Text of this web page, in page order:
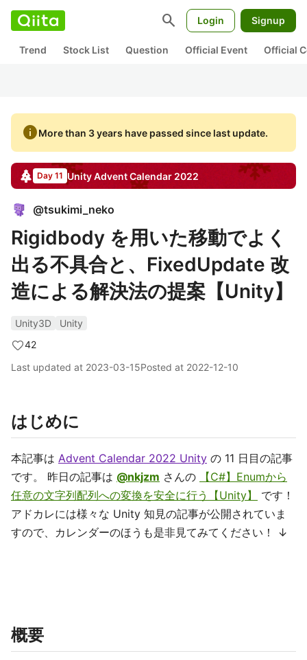
search Login Signup
Trend Stock List Question Official Event Official
infoMore than 3 years have passed since last update.
Day 11 UnityAdvent Calendar 2022
@tsukimi_neko
Rigidbody を用いた移動でよく
出る不具合と、FixedUpdate 改
造による解決法の提案【Unity】
Unity3D
Unity
42
Last updated at 2023-03-15Posted at 2022-12-10
はじめに
本記事は Advent Calendar 2022 Unity の 11 日目の記事
です。 昨日の記事は @nkjzm さんの
【C#】Enumから
任意の文字列配列への変換を安全に行う【Unity】
です！
アドカレには様々な Unity 知見の記事が公開されていま
すので、カレンダーのほうも是非見てみてください！ ↓
概要